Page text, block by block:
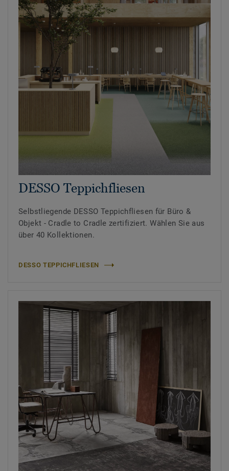
DESSO Teppichfliesen
Selbstliegende DESSO Teppichfliesen für Büro &
Objekt - Cradle to Cradle zertifiziert. Wählen Sie aus
über 40 Kollektionen.
DESSO TEPPICHFLIESEN